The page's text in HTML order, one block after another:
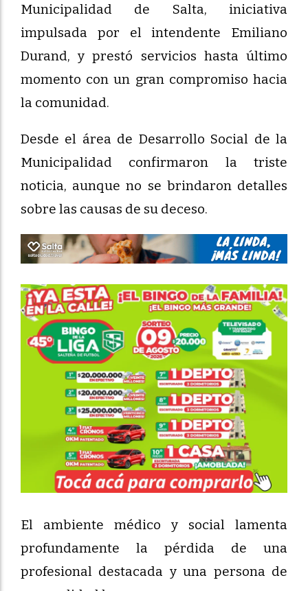
Municipalidad de Salta, iniciativa
impulsada por el intendente Emiliano
Durand, y prestó servicios hasta último
momento con un gran compromiso hacia
la comunidad.
Desde el área de Desarrollo Social de la
Municipalidad confirmaron la triste
noticia, aunque no se brindaron detalles
sobre las causas de su deceso.
El ambiente médico y social lamenta
profundamente la pérdida de una
profesional destacada y una persona de